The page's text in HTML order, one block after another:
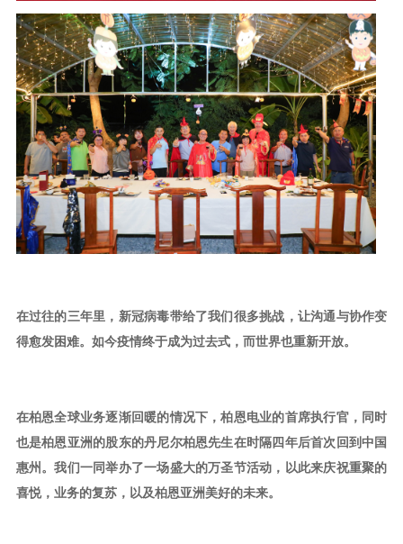
在过往的三年里，新冠病毒带给了我们很多挑战，让沟通与协作变
得愈发困难。如今疫情终于成为过去式，而世界也重新开放。
在柏恩全球业务逐渐回暖的情况下，柏恩电业的首席执行官，同时
也是柏恩亚洲的股东的丹尼尔柏恩先生在时隔四年后首次回到中国
惠州。我们一同举办了一场盛大的万圣节活动，以此来庆祝重聚的
喜悦，业务的复苏，以及柏恩亚洲美好的未来。